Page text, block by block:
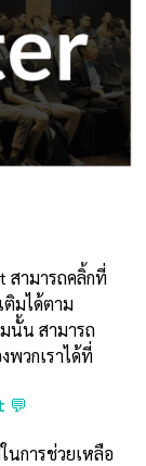
สามารถคลิ้กที่
มได้ตาม
นั้น สามารถ
พวกเราได้ที่
💬
นการช่วยเหลือ